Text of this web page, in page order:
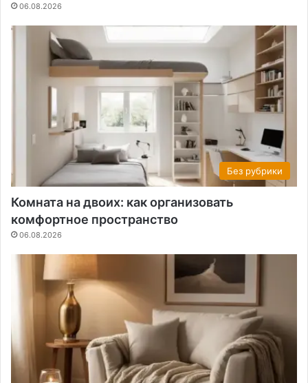
06.08.2026
Без рубрики
Комната на двоих: как организовать
комфортное пространство
06.08.2026